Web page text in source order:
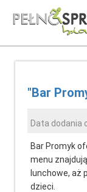
"Bar
Data dodania
Bar Promyk
menu
lunchowe, aż
dzieci.